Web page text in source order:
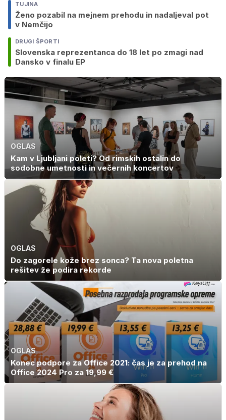
TUJINA
Ženo pozabil na mejnem prehodu in nadaljeval pot
v Nemčijo
DRUGI ŠPORTI
Slovenska reprezentanca do 18 let po zmagi nad
Dansko v finalu EP
OGLAS
Kam v Ljubljani poleti? Od rimskih ostalin do
sodobne umetnosti in večernih koncertov
OGLAS
Do zagorele kože brez sonca? Ta nova poletna
rešitev že podira rekorde
OGLAS
Konec podpore za Office 2021: čas je za prehod na
Office 2024 Pro za 19,99 €